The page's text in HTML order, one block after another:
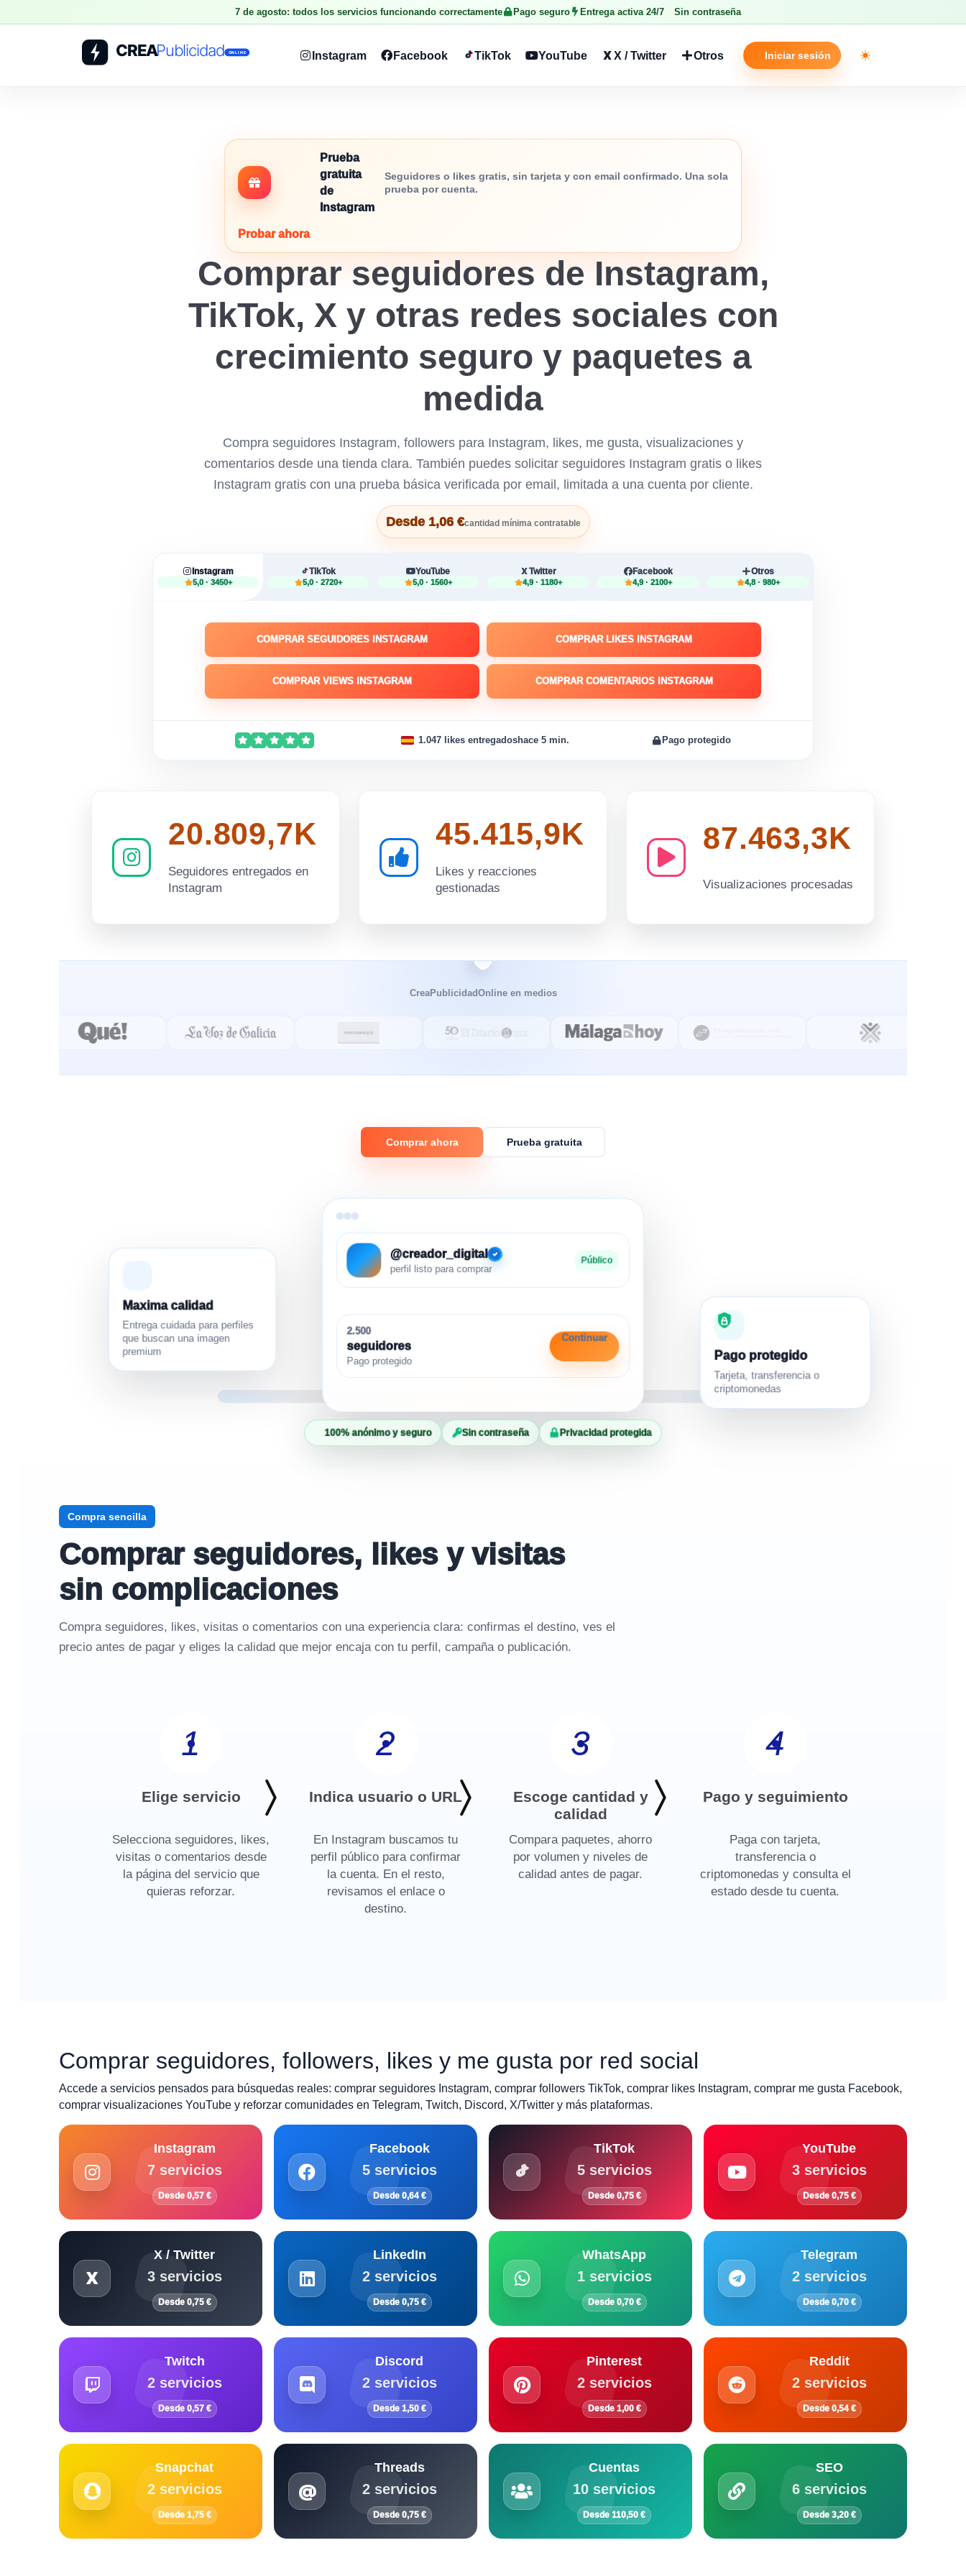
7 de agosto: todos los servicios funcionando correctamente Pago seguro Entrega activa 24/7 Sin contraseña
Instagram Facebook TikTok YouTube X / Twitter Otros Iniciar sesión
Toggle theme
Comprar seguidores de Instagram,
TikTok, X y otras redes sociales con
crecimiento seguro y paquetes a
medida
Compra seguidores Instagram, followers para Instagram, likes, me gusta, visualizaciones y
comentarios desde una tienda clara. También puedes solicitar seguidores Instagram gratis o likes
Instagram gratis con una prueba básica verificada por email, limitada a una cuenta por cliente.
Desde 1,06 €cantidad mínima contratable
Comprar ahora Prueba gratuita
Prueba
gratuita
de
Instagram
Seguidores o likes gratis, sin tarjeta y con email confirmado. Una sola
prueba por cuenta.
Probar ahora
Instagram
5,0 · 3450+
TikTok
5,0 · 2720+
YouTube
5,0 · 1560+
Twitter
4,9 · 1180+
Facebook
4,9 · 2100+
Otros
4,8 · 980+
COMPRAR SEGUIDORES INSTAGRAM COMPRAR LIKES INSTAGRAM
COMPRAR VIEWS INSTAGRAM COMPRAR COMENTARIOS INSTAGRAM
1.047 likes entregadoshace 5 min. Pago protegido
20.809,7K
Seguidores entregados en
Instagram
45.415,9K
Likes y reacciones
gestionadas
87.463,3K
Visualizaciones procesadas
CreaPublicidadOnline en medios
Maxima calidad
Entrega cuidada para perfiles
que buscan una imagen
premium
@creador_digital
perfil listo para comprar
Público
2.500
seguidores
Pago protegido
Continuar
Pago protegido
Tarjeta, transferencia o
criptomonedas
100% anónimo y seguro Sin contraseña Privacidad protegida
Compra sencilla
Comprar seguidores, likes y visitas
sin complicaciones
Compra seguidores, likes, visitas o comentarios con una experiencia clara: confirmas el destino, ves el
precio antes de pagar y eliges la calidad que mejor encaja con tu perfil, campaña o publicación.
1
Elige servicio
Selecciona seguidores, likes,
visitas o comentarios desde
la página del servicio que
quieras reforzar.
2
Indica usuario o URL
En Instagram buscamos tu
perfil público para confirmar
la cuenta. En el resto,
revisamos el enlace o
destino.
3
Escoge cantidad y
calidad
Compara paquetes, ahorro
por volumen y niveles de
calidad antes de pagar.
4
Pago y seguimiento
Paga con tarjeta,
transferencia o
criptomonedas y consulta el
estado desde tu cuenta.
Comprar seguidores, followers, likes y me gusta por red social
Accede a servicios pensados para búsquedas reales: comprar seguidores Instagram, comprar followers TikTok, comprar likes Instagram, comprar me gusta Facebook,
comprar visualizaciones YouTube y reforzar comunidades en Telegram, Twitch, Discord, X/Twitter y más plataformas.
Instagram
7 servicios
Desde 0,57 €
Facebook
5 servicios
Desde 0,64 €
TikTok
5 servicios
Desde 0,75 €
YouTube
3 servicios
Desde 0,75 €
X / Twitter
3 servicios
Desde 0,75 €
LinkedIn
2 servicios
Desde 0,75 €
WhatsApp
1 servicios
Desde 0,70 €
Telegram
2 servicios
Desde 0,70 €
Twitch
2 servicios
Desde 0,57 €
Discord
2 servicios
Desde 1,50 €
Pinterest
2 servicios
Desde 1,00 €
Reddit
2 servicios
Desde 0,54 €
Snapchat
2 servicios
Desde 1,75 €
Threads
2 servicios
Desde 0,75 €
Cuentas
10 servicios
Desde 110,50 €
SEO
6 servicios
Desde 3,20 €